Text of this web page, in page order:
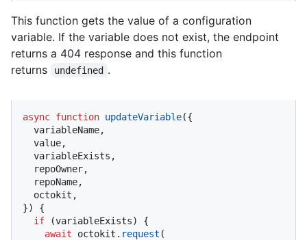
This function gets the value of a configuration
variable. If the variable does not exist, the endpoint
returns a 404 response and this function
returns
undefined .
async function updateVariable({
}) {
if (variableExists) {
await octokit. request (